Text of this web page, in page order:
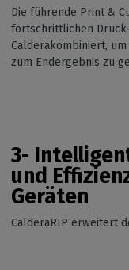
Die führende Print &
fortschrittlichen
Calderakombiniert,
zum Endergebnis zu
3-
und
Geräten
CalderaRIP erweitert